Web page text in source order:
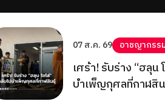
07 ส.ค. 69 อาชญากรร
เศร้า! รับร่าง “ฮลุน
บำเพ็ญกุศลที่กาฬสิ